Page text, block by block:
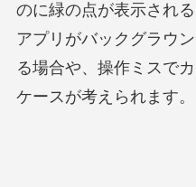
のに緑の点が表示され
アプリがバックグラウ
る場合や、操作ミスで
ケースが考えられます。